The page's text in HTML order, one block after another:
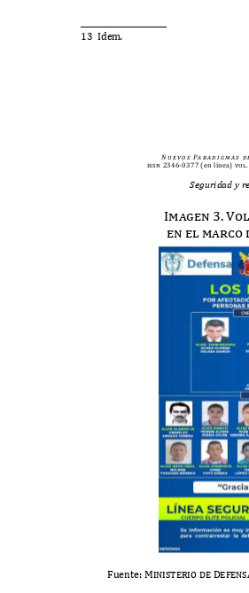
13 Idem.
N u e v o s Pa r a d i g m a s d
issn 2346-0377(en línea) vol.
Seguridad y
Imagen 3.
en el marco
Fuente: Ministerio de Def